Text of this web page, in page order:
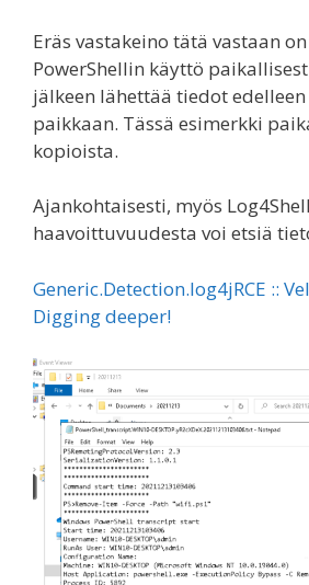
Eräs vastakeino tätä vastaan
PowerShellin käyttö
jälkeen lähettää tiedot
paikkaan. Tässä esimerkki
kopioista.
Ajankohtaisesti, myös Log4Shell
haavoittuvuudesta voi etsiä
Generic.Detection.log4jRCE ::
Digging deeper!